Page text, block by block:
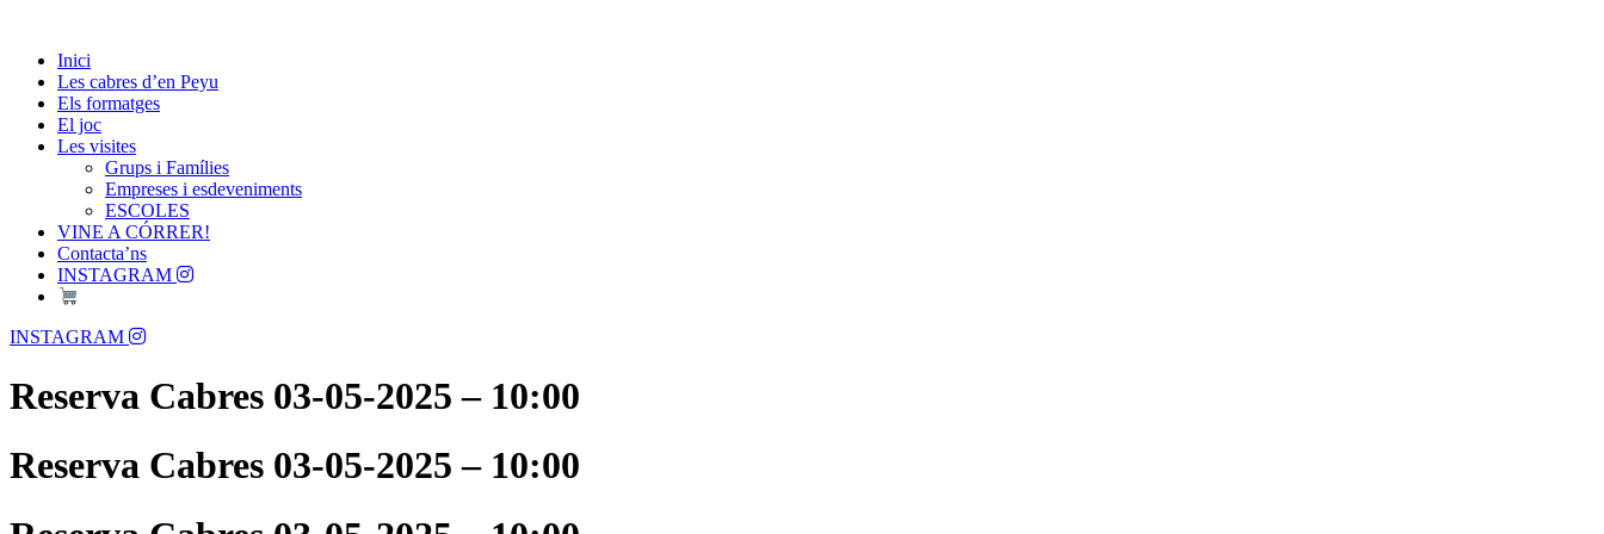
content
Les Cabres d'en Peyu
Inici
Les cabres d’en Peyu
Els formatges
El joc
Les visites
Grups i Famílies
Empreses i esdeveniments
ESCOLES
VINE A CÓRRER!
Contacta’ns
INSTAGRAM
Menu
INSTAGRAM
Reserva Cabres 03-05-2025 – 10:00
Reserva Cabres 03-05-2025 – 10:00